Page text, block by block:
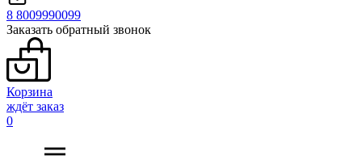
8 8009990099
Заказать обратный звонок
Корзина
ждёт заказ
0